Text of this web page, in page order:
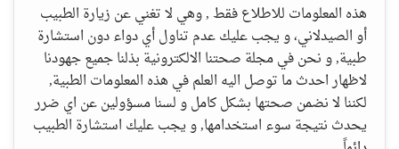
هذه المعلومات للاطلاع فقط , وهي لا تغني عن زيارة الطبيب
أو الصيدلاني، و يجب عليك عدم تناول أي دواء دون استشارة
طبية, و نحن في مجلة صحتنا الالكترونية بذلنا جميع جهودنا
لاظهار احدث ما توصل اليه العلم في هذه المعلومات الطبية,
لكننا لا نضمن صحتها بشكل كامل و لسنا مسؤولين عن اي ضرر
يحدث نتيجة سوء استخدامها, و يجب عليك استشارة الطبيب